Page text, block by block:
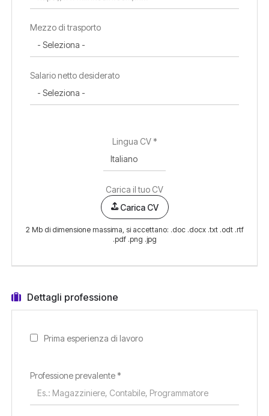
Mezzo di trasporto
Salario netto desiderato
Lingua CV *
Carica il tuo CV
Carica CV
2 Mb di dimensione massima, si accettano: .doc .docx .txt .odt .rtf
.pdf .png .jpg
Dettagli professione
Prima esperienza di lavoro
Professione prevalente*